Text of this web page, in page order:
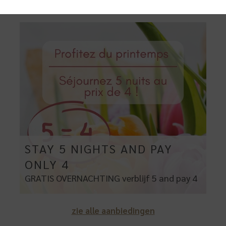
STAY 5 NIGHTS AND PAY
ONLY 4
GRATIS OVERNACHTING verblijf 5 and pay 4
zie alle aanbiedingen